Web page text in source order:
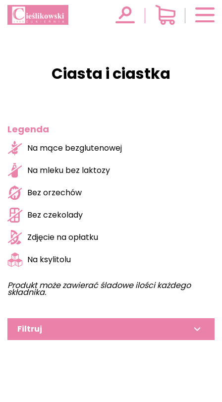
Ciasta i ciastka
Legenda
Na mące bezglutenowej
Na mleku bez laktozy
Bez orzechów
Bez czekolady
Zdjęcie na opłatku
Na ksylitolu
Produkt może zawierać śladowe ilości każdego
składnika.
Filtruj